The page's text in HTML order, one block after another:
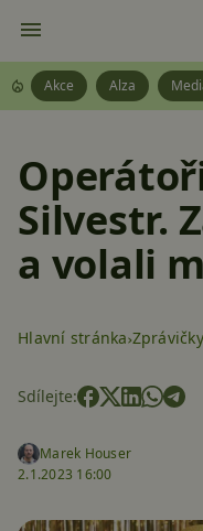
Akce Alza
Silvestr.
a volali
Hlavní stránka Zprávičky
Sdílejte:
Marek Houser
2.1.2023 16:00